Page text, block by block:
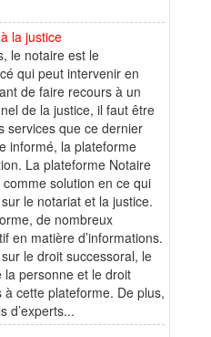
la justice
le notaire est le
qui peut intervenir en
de faire recours à un
de la justice, il faut être
services que ce dernier
informé, la plateforme
La plateforme Notaire
solution en ce qui
le notariat et la justice.
de nombreux
en matière d’informations.
le droit successoral, le
la personne et le droit
cette plateforme. De plus,
d’experts...